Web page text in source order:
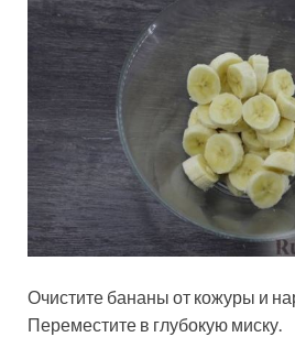
Очистите бананы от кожуры и
Переместите в глубокую миску.